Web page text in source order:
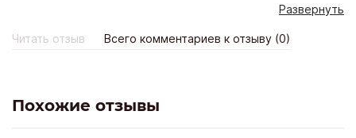
корректирующее белье. На сайте магазине http://online-
butik.ru заказала бюстгальтер-минимайзер и панталоны -
эти вещи не только на два размера уменьшают объемы,
бесплатную доставку и возможность примерки вещей
дома. Рекомендую - тут очень качественное белье,
проверено, оригинал.
Развернуть
Читать отзыв Всего комментариев к отзыву (0)
Похожие отзывы